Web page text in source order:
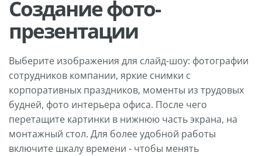
Создание фото-
презентации
Выберите изображения для слайд-шоу: фотографии
сотрудников компании, яркие снимки с
корпоративных праздников, моменты из трудовых
будней, фото интерьера офиса. После чего
перетащите картинки в нижнюю часть экрана, на
монтажный стол. Для более удобной работы
включите шкалу времени - чтобы менять